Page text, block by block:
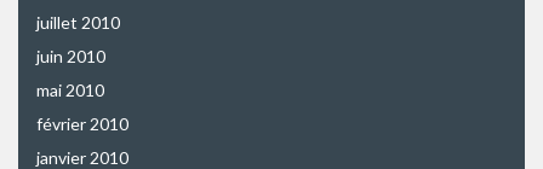
juillet 2010
juin 2010
mai 2010
février 2010
janvier 2010